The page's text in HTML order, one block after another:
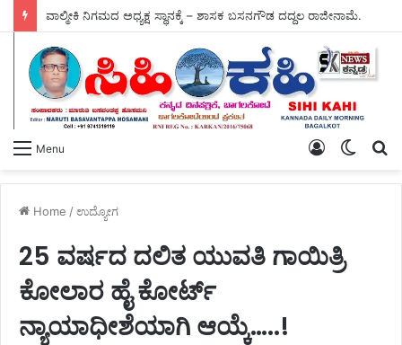
ವಾಲ್ಮೀಕಿ ನಿಗಮದ ಅಧ್ಯಕ್ಷ ಸ್ಥಾನಕ್ಕೆ – ಶಾಸಕ ಬಸನಗೌಡ ದದ್ದಲ ರಾಜೀನಾಮೆ.
Menu
Switch
Log
Home /ಉದ್ಯೋಗ
25 ವರ್ಷದ ದಲಿತ ಯುವತಿ ಗಾಯಿತ್ರಿ
ಕೋಲಾರ ಹೈ ಕೋರ್ಟ್
ನ್ಯಾಯಾಧೀಶೆಯಾಗಿ ಆಯ್ಕೆ…..!